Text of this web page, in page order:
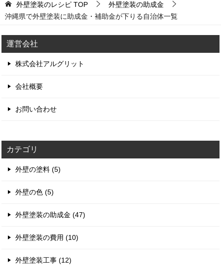
外壁塗装のレシピ TOP
外壁塗装の助成金
沖縄県で外壁塗装に助成金・補助金が下りる自治体一覧
運営会社
株式会社アルグリット
会社概要
お問い合わせ
カテゴリ
外壁の塗料 (5)
外壁の色 (5)
外壁塗装の助成金 (47)
外壁塗装の費用 (10)
外壁塗装工事 (12)